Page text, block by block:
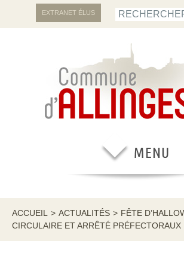
EXTRANET ÉLUS
ACCUEIL > ACTUALITÉS > FÊTE
CIRCULAIRE ET ARRÊTÉ PRÉFECTORAUX